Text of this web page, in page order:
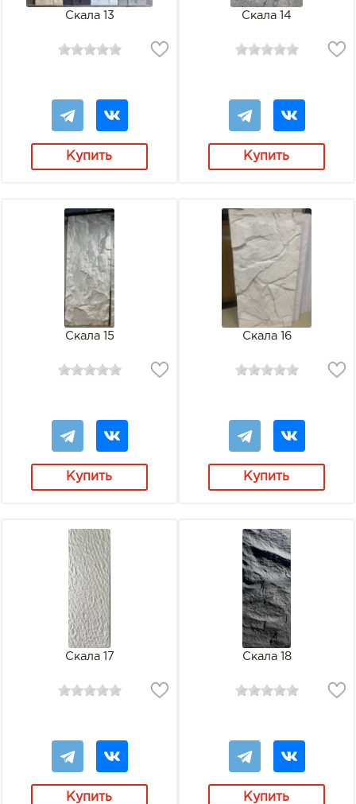
Скала 13
Купить
Скала 14
Купить
Скала 15
Купить
Скала 16
Купить
Скала 17
Купить
Скала 18
Купить